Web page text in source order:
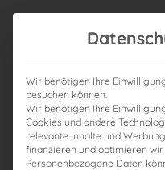
0
Wir benötigen Ihre
besuchen können.
Wir benötigen Ihre
Cookies und andere
relevante Inhalte und
finanzieren und optimieren
Personenbezogene Daten